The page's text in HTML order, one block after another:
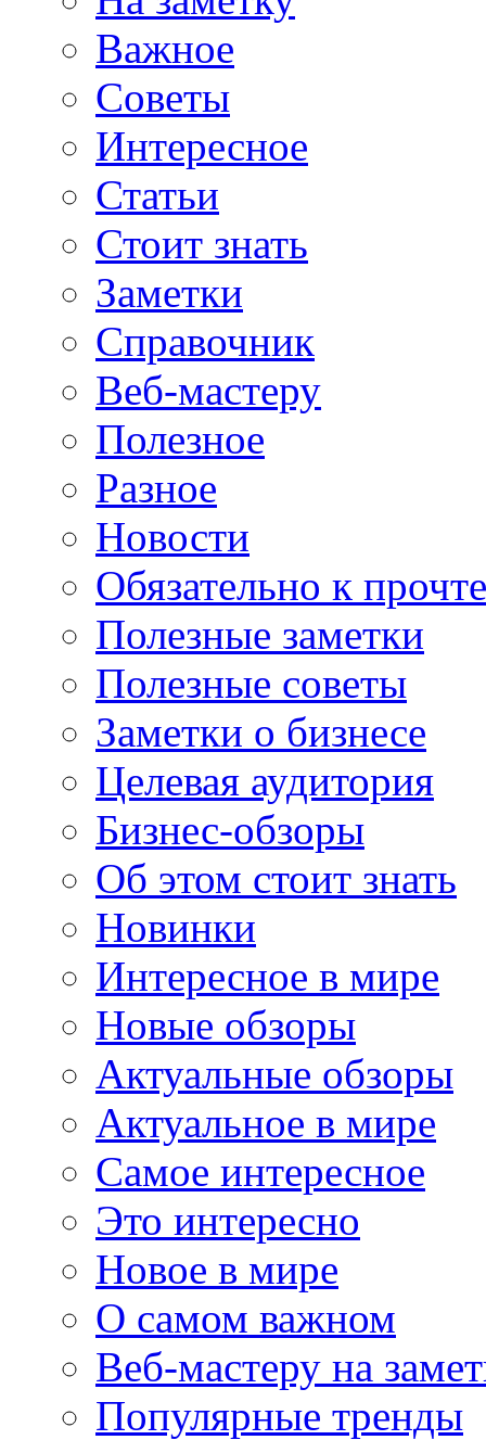
Важное
Советы
Интересное
Статьи
Стоит знать
Заметки
Справочник
Веб-мастеру
Полезное
Разное
Новости
Обязательно к
Полезные заметки
Полезные советы
Заметки о бизнесе
Целевая аудитория
Бизнес-обзоры
Об этом стоит знать
Новинки
Интересное в мире
Новые обзоры
Актуальные обзоры
Актуальное в мире
Самое интересное
Это интересно
Новое в мире
О самом важном
Веб-мастеру на
Популярные тренды